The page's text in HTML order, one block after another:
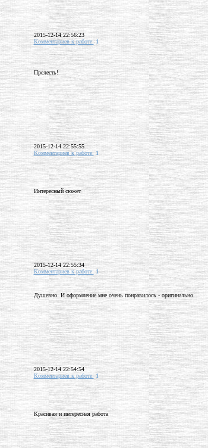
2015-12-14 22:56:23
Комментариев к работе: 1
Прелесть!
2015-12-14 22:55:55
Комментариев к работе: 1
Интересный сюжет
2015-12-14 22:55:34
Комментариев к работе: 1
Душевно. И оформление мне очень понравилось - оригинально.
2015-12-14 22:54:54
Комментариев к работе: 1
Красивая и интересная работа